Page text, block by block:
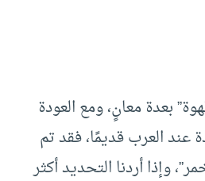
بعدة معانٍ، ومع العودة
العرب قديمًا، فقد تم
وإذا أردنا التحديد أكثر